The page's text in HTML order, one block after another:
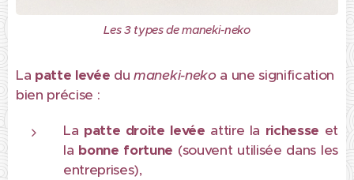
Les 3 types de maneki-neko
La patte levée dumaneki-nekoa une signification
bien précise :
La patte droite levée attire la richesse et
la bonne fortune (souvent utilisée dans les
entreprises),